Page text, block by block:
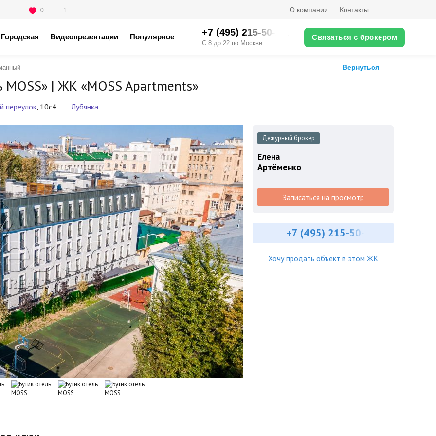
0 1 О компании Контакты
Городская Видеопрезентации Популярное +7 (495) 215-50-XX
С 8 до 22 по Москве
Связаться с брокером
Вернуться
| ЖК «MOSS Apartments»
переулок, 10с4 Лубянка
Дежурный брокер
Елена
Артёменко
Записаться на просмотр
+7 (495) 215-50-
Хочу продать объект в этом ЖК